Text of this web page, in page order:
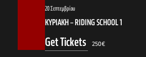
ΚΥΡΙΑΚΗ – RIDING SCHOOL 1
20 Σεπτεμβρίου
Get Tickets 250€